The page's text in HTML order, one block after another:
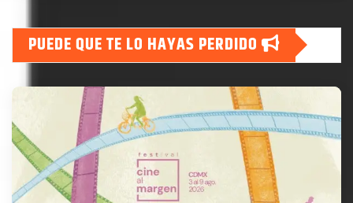
PUEDE QUE TE LO HAYAS PERDIDO